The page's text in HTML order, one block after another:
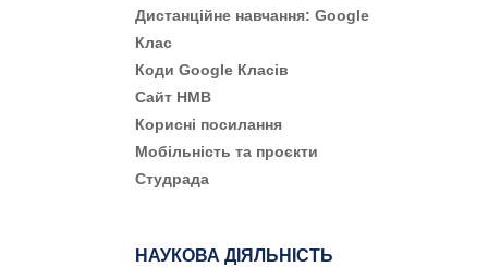
Дистанційне навчання: Google
Клас
Коди Google Класів
Сайт НМВ
Корисні посилання
Мобільність та проєкти
Студрада
НАУКОВА ДІЯЛЬНІСТЬ